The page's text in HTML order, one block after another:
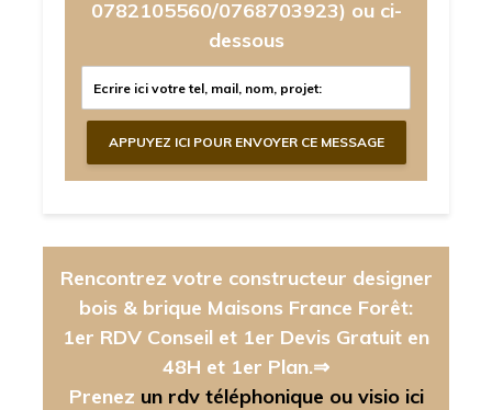
0782105560/0768703923) ou ci-
dessous
Rencontrez votre constructeur designer
bois & brique Maisons France Forêt:
1er RDV Conseil et 1er Devis Gratuit en
48H et 1er Plan.⇒
Prenez un rdv téléphonique ou visio ici